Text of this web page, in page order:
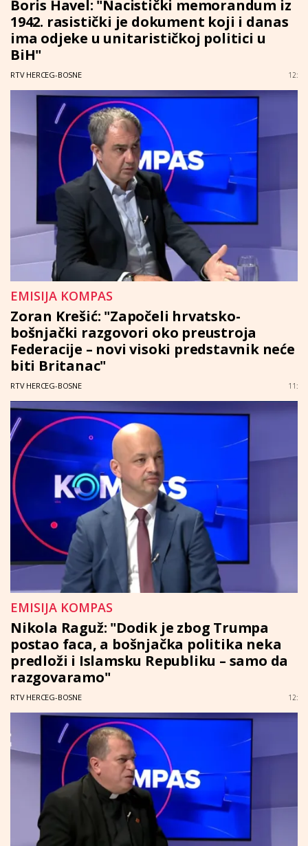
Boris Havel: "Nacistički memorandum iz
1942. rasistički je dokument koji i danas
ima odjeke u unitarističkoj politici u
BiH"
RTV HERCEG-BOSNE 12:
EMISIJA KOMPAS
Zoran Krešić: "Započeli hrvatsko-
bošnjački razgovori oko preustroja
Federacije – novi visoki predstavnik neće
biti Britanac"
RTV HERCEG-BOSNE 11:
EMISIJA KOMPAS
Nikola Raguž: "Dodik je zbog Trumpa
postao faca, a bošnjačka politika neka
predloži i Islamsku Republiku – samo da
razgovaramo"
RTV HERCEG-BOSNE 12: